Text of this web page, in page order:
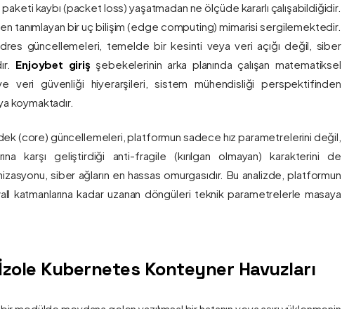
kaybı (packet loss) yaşatmadan ne ölçüde kararlı çalışabildiğidir.
tanımlayan bir uç bilişim (edge computing) mimarisi sergilemektedir.
adres güncellemeleri, temelde bir kesinti veya veri açığı değil, siber
Enjoybet giriş şebekelerinin arka planında çalışan matematiksel
veri güvenliği hiyerarşileri, sistem mühendisliği perspektifinden
koymaktadır.
(core) güncellemeleri, platformun sadece hız parametrelerini değil,
karşı geliştirdiği anti-fragile (kırılgan olmayan) karakterini de
siber ağların en hassas omurgasıdır. Bu analizde, platformun
katmanlarına kadar uzanan döngüleri teknik parametrelerle masaya
Kubernetes Konteyner Havuzları